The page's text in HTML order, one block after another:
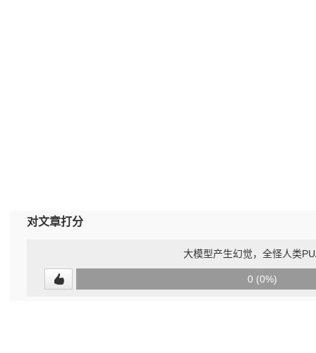
对文章打分
大模型产生幻觉，全怪人类
0 (0%)